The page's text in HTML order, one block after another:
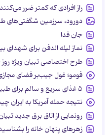
راز افرادی که کمتر ضرر
دورود، سرزمین شگفتی‌های
جان فدا
نماز لیله الدفن برای شهدای
طرح اختصاصی تبیان ویژه
فومو؛ غول جیب‌بر فضای
۵ غذای سریع و سالم برای طبیعت‌گردی
نتیجه حمله آمریکا به ایران
رونمایی از اتاق برق جدید
زهرهای پنهان خانه را